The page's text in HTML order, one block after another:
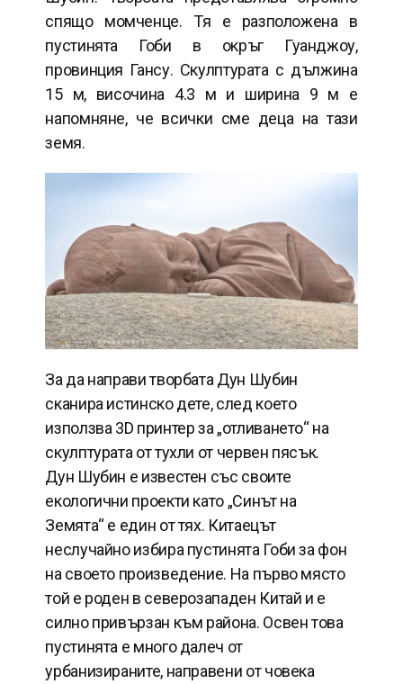
спящо момченце. Тя е разположена в
пустинята Гоби в окръг Гуанджоу,
провинция Гансу. Скулптурата с дължина
15 м, височина 4.3 м и ширина 9 м е
напомняне, че всички сме деца на тази
земя.
За да направи творбата Дун Шубин
сканира истинско дете, след което
използва 3D принтер за „отливането“ на
скулптурата от тухли от червен пясък.
Дун Шубин е известен със своите
екологични проекти като „Синът на
Земята“ е един от тях. Китаецът
неслучайно избира пустинята Гоби за фон
на своето произведение. На първо място
той е роден в северозападен Китай и е
силно привързан към района. Освен това
пустинята е много далеч от
урбанизираните, направени от човека